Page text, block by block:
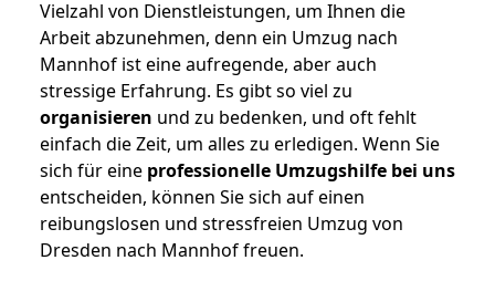
Vielzahl von Dienstleistungen, um Ihnen die
Arbeit abzunehmen, denn ein Umzug nach
Mannhof ist eine aufregende, aber auch
stressige Erfahrung. Es gibt so viel zu
organisieren und zu bedenken, und oft fehlt
einfach die Zeit, um alles zu erledigen. Wenn Sie
sich für eine professionelle Umzugshilfe bei uns
entscheiden, können Sie sich auf einen
reibungslosen und stressfreien Umzug von
Dresden nach Mannhof freuen.